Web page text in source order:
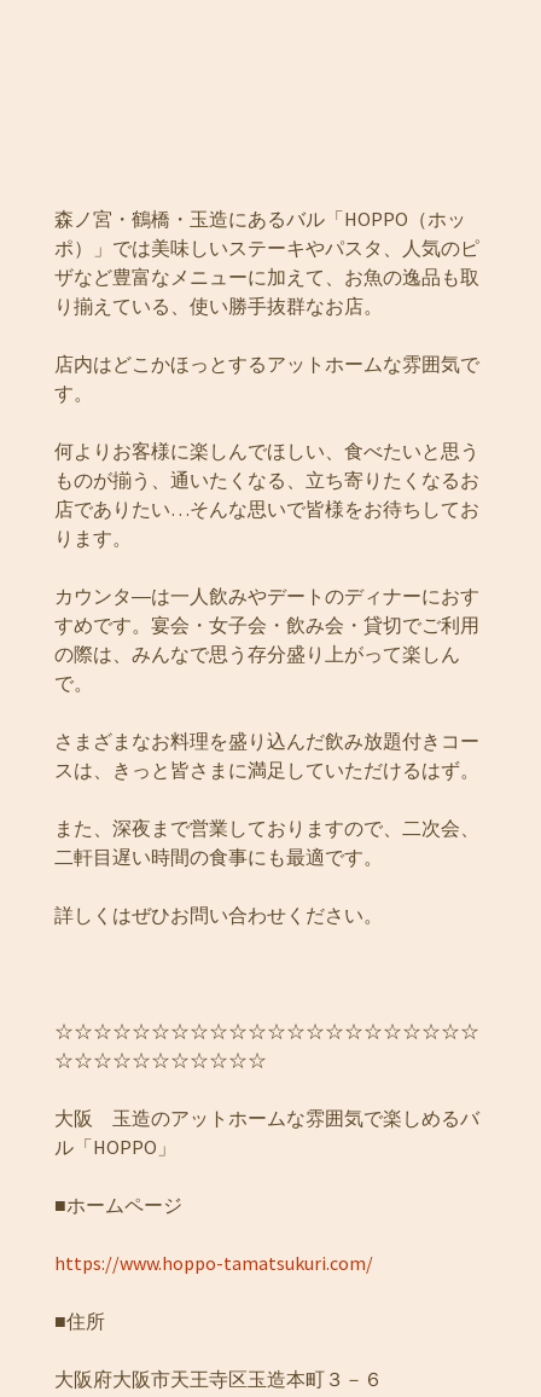
森ノ宮・鶴橋・玉造にあるバル「HOPPO（ホッ
ポ）」では美味しいステーキやパスタ、人気のピ
ザなど豊富なメニューに加えて、お魚の逸品も取
り揃えている、使い勝手抜群なお店。
店内はどこかほっとするアットホームな雰囲気で
す。
何よりお客様に楽しんでほしい、食べたいと思う
ものが揃う、通いたくなる、立ち寄りたくなるお
店でありたい…そんな思いで皆様をお待ちしてお
ります。
カウンタ―は一人飲みやデートのディナーにおす
すめです。宴会・女子会・飲み会・貸切でご利用
の際は、みんなで思う存分盛り上がって楽しん
で。
さまざまなお料理を盛り込んだ飲み放題付きコー
スは、きっと皆さまに満足していただけるはず。
また、深夜まで営業しておりますので、二次会、
二軒目遅い時間の食事にも最適です。
詳しくはぜひお問い合わせください。
☆☆☆☆☆☆☆☆☆☆☆☆☆☆☆☆☆☆☆☆☆☆
☆☆☆☆☆☆☆☆☆☆☆
大阪 玉造のアットホームな雰囲気で楽しめるバ
ル「HOPPO」
■ホームページ
https://www.hoppo-tamatsukuri.com/
■住所
大阪府大阪市天王寺区玉造本町３－６